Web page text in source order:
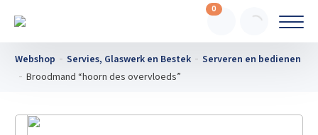
0
Webshop Servies, Glaswerk en Bestek
Serveren en bedienen
Broodmand “hoorn des overvloeds”